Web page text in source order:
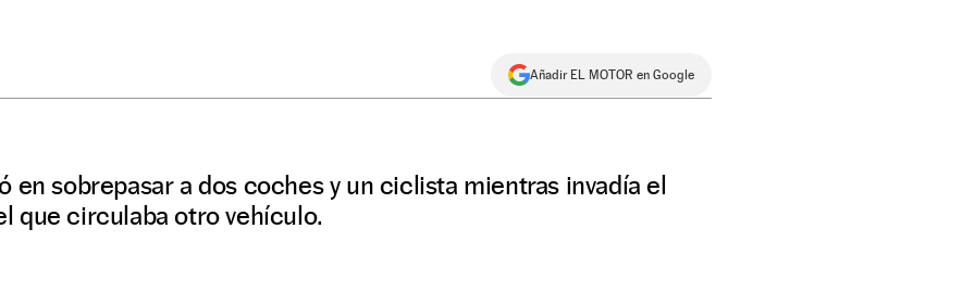
Añadir EL MOTOR en Google
en sobrepasar a dos coches y un ciclista mientras invadía el
que circulaba otro vehículo.